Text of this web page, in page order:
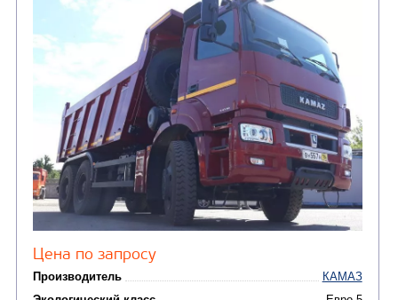
ГРУЗОВЫЕ АВТОМОБИЛИ
аэродромные(1)
Автоцистерны для
сжиженного
газа(4)